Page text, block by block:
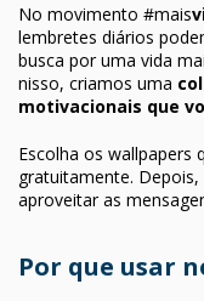
No movimento #mais
lembretes diários
busca por uma vida
nisso, criamos uma
motivacionais que
Escolha os wallpapers
gratuitamente.
aproveitar as
Por que usar